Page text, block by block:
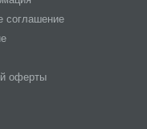
соглашение
оферты